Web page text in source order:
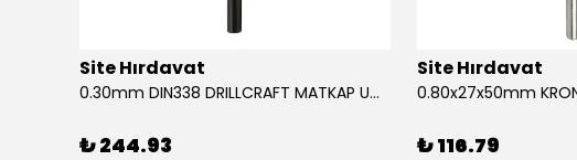
Site Hırdavat
0.30mm DIN338 DRILLCRAFT MATKAP UCU HSS 10 Adet
₺ 244.93
Site Hırdavat
₺ 116.79